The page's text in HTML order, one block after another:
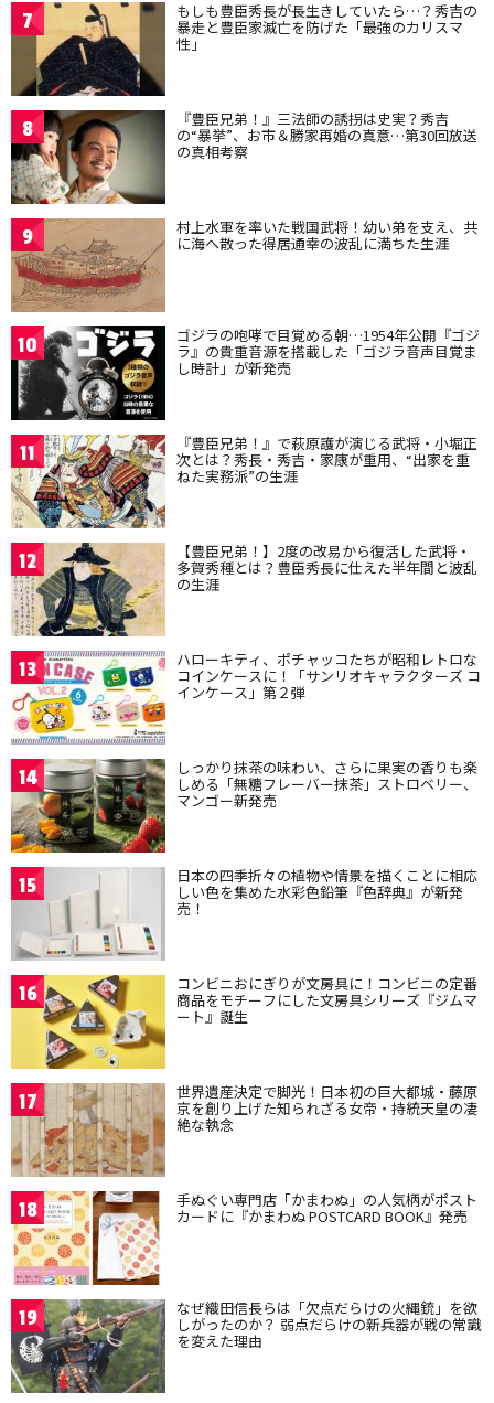
7 もしも豊臣秀長が長生きしていたら…？秀吉の
暴走と豊臣家滅亡を防げた「最強のカリスマ
性」
8 『豊臣兄弟！』三法師の誘拐は史実？秀吉
の“暴挙”、お市＆勝家再婚の真意…第30回放送
の真相考察
9 村上水軍を率いた戦国武将！幼い弟を支え、共
に海へ散った得居通幸の波乱に満ちた生涯
10 ゴジラの咆哮で目覚める朝…1954年公開『ゴジ
ラ』の貴重音源を搭載した「ゴジラ音声目覚ま
し時計」が新発売
11 『豊臣兄弟！』で萩原護が演じる武将・小堀正
次とは？秀長・秀吉・家康が重用、“出家を重
ねた実務派”の生涯
12 【豊臣兄弟！】2度の改易から復活した武将・
多賀秀種とは？豊臣秀長に仕えた半年間と波乱
の生涯
13 ハローキティ、ポチャッコたちが昭和レトロな
コインケースに！「サンリオキャラクターズ コ
インケース」第２弾
14 しっかり抹茶の味わい、さらに果実の香りも楽
しめる「無糖フレーバー抹茶」ストロベリー、
マンゴー新発売
15 日本の四季折々の植物や情景を描くことに相応
しい色を集めた水彩色鉛筆『色辞典』が新発
売！
16 コンビニおにぎりが文房具に！コンビニの定番
商品をモチーフにした文房具シリーズ『ジムマ
ート』誕生
17 世界遺産決定で脚光！日本初の巨大都城・藤原
京を創り上げた知られざる女帝・持統天皇の凄
絶な執念
18 手ぬぐい専門店「かまわぬ」の人気柄がポスト
カードに『かまわぬ POSTCARD BOOK』発売
19 なぜ織田信長らは「欠点だらけの火縄銃」を欲
しがったのか？ 弱点だらけの新兵器が戦の常識
を変えた理由